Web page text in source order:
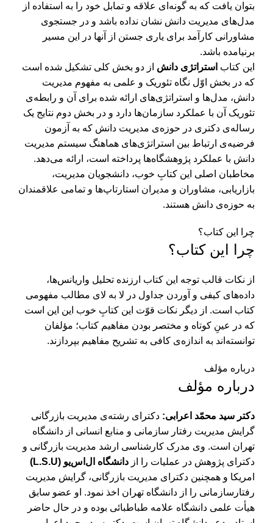
بتوان یافت که به گونه‌ای علاقه و تمابل خود را به استفاده از
مدل‌های مدیریت دانش نشان نداده باشد و در جستجوی
مشاورانی کارآمد برای یاری جستن از آنها در این مسیر
برنیامده باشد.
این کتاب استراتژی دانش از دو بخش کلی تشکیل شده است
که در بخش اوّل نگاه تئوریک و علمی به مفهوم مدیریت
دانش، مدل‌ها و استراتژی‌های ارائه شده برای آن و رابطه‌ی
تئوریک آن با عملکرد سازمان‌ها دارد و در بخش دوم نتایج یک
رساله‌ی دکتری در حوزه‌ی مدیریت دانش که به آزمون
فرضیه‌ی ارتباط بین استراتژی‌های هماهنگ سیستم مدیریت
دانش با عملکرد پژوهشگاه‌ها پرداخته است، ارائه می‌دهد.
مخاطبان اصلی این کتابِ خوب، دانشجویان مدیریت،
بازاریابی، مشاوران و مدیران استارتاپ‌ها و تمامی علاقمندان
به حوزه‌ی دانش هستند.
چرا این کتاب؟
چرا این کتاب؟
از نکات قالب توجه این کتاب ارزنده تحلیل واریانس‌ها،
داده‌های کیفی و آوردن جداول در لا به لای مطالب مفهومی
کتاب است. از دیگر نکات قوّت این کتابِ خوب این این است
که در عینِ کوتاه و مختصر بودن مفاهیم کتاب؛ مؤلفان
توانسته‌اند به اندازه‌ی کافی به تشریح مفاهیم بپردازند.
درباره مؤلف
درباره مؤلف
دکتر سید محمّد اعرابی: دکترای رشته‌ی مدیریت بازرگانی
گرایش مدیریت رفتار سازمانی و منابع انسانی از دانشگاه
تهران است. وی مدرک کارشناسی ارشد مدیریت بازرگانی و
دکترای پژوهش در عملیات را از دانشگاه ال‌اس‌یو (L.S.U)
امریکا و همچنین دکترای مدیریت بازرگانی، گرایش مدیریت
رفتارسازمانی را از دانشگاه تهران اخذ نمود. او عضو سابق
هیأت علمی دانشگاه علامه طباطبائی بوده و در حال حاضر